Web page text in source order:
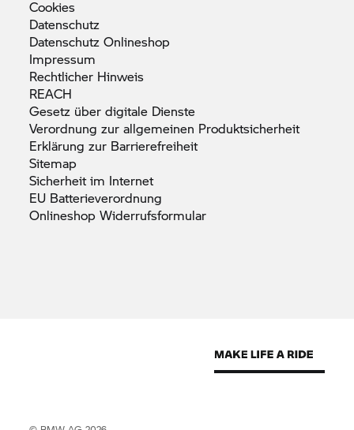
Cookies
Datenschutz
DatenschutzOnlineshop
Impressum
Rechtlicher Hinweis
REACH
Gesetz über digitale Dienste
Verordnung zur allgemeinen Produktsicherheit
Erklärung zur Barrierefreiheit
Sitemap
Sicherheit im Internet
EU Batterieverordnung
OnlineshopWiderrufsformular